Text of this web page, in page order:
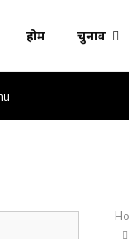
होम चुनाव